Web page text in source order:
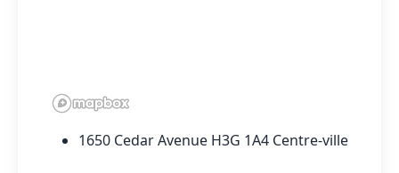
1650 Cedar Avenue H3G 1A4 Centre-ville